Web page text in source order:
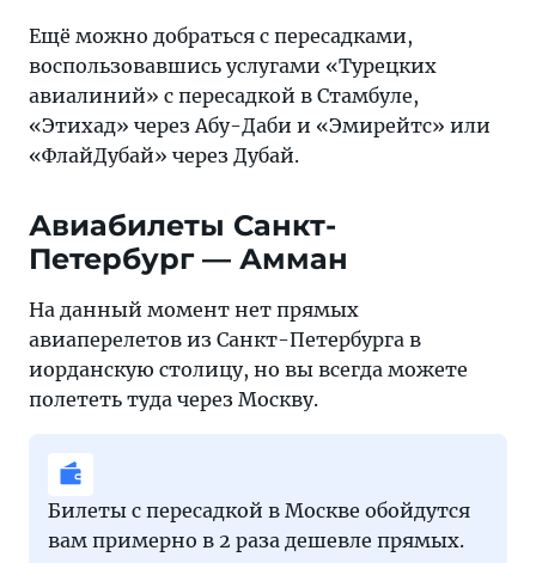
Ещё можно добраться с пересадками,
воспользовавшись услугами «Турецких
авиалиний» с пересадкой в Стамбуле,
«Этихад» через Абу-Даби и «Эмирейтс» или
«ФлайДубай» через Дубай.
Авиабилеты Санкт-
Петербург — Амман
На данный момент нет прямых
авиаперелетов из Санкт-Петербурга в
иорданскую столицу, но вы всегда можете
полететь туда через Москву.
Билеты с пересадкой в Москве обойдутся
вам примерно в 2 раза дешевле прямых.